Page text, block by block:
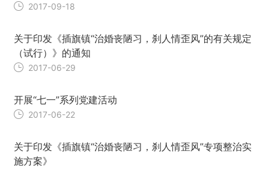
2017-09-18
关于印发《插旗镇“治婚丧陋习，刹人情歪风”的有关规定
（试行）》的通知
2017-06-29
开展“七一”系列党建活动
2017-06-22
关于印发《插旗镇“治婚丧陋习，刹人情歪风”专项整治实
施方案》